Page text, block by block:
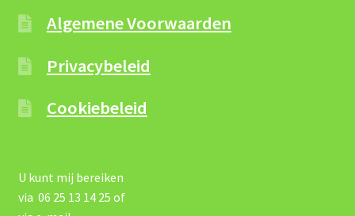
Algemene Voorwaarden
Privacybeleid
Cookiebeleid
U kunt mij bereiken
via 06 25 13 14 25 of